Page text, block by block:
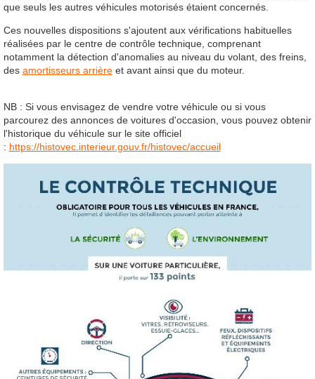
que seuls les autres véhicules motorisés étaient concernés.
Ces nouvelles dispositions s'ajoutent aux vérifications habituelles
réalisées par le centre de contrôle technique, comprenant
notamment la détection d'anomalies au niveau du volant, des freins,
des amortisseurs arrièreet avant ainsi que du moteur.
NB : Si vous envisagez de vendre votre véhicule ou si vous
parcourez des annonces de voitures d'occasion, vous pouvez obtenir
l'historique du véhicule sur le site officiel
: https://histovec.interieur.gouv.fr/histovec/accueil